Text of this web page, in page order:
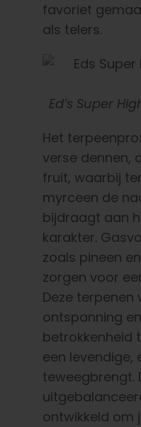
favoriet
als telers.
Ed’s Super
Het
verse dennen,
fruit, waarbij
myrceen de
bijdraagt aan
karakter.
zoals pineen
zorgen voor
Deze terpenen
ontspanning
betrokkenheid
een levendige,
teweegbrengt.
ontwikkeld om